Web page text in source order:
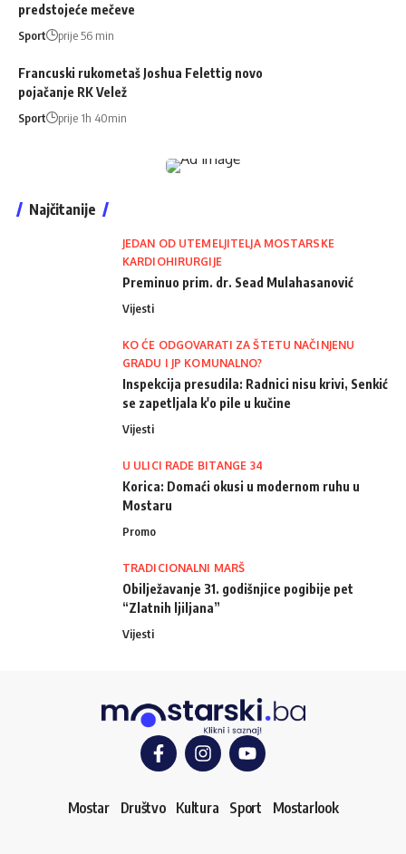
predstojeće mečeve
Sport prije 56 min
Francuski rukometaš Joshua Felettig novo
pojačanje RK Velež
Sport prije 1h 40min
Najčitanije
JEDAN OD UTEMELJITELJA MOSTARSKE
KARDIOHIRURGIJE
Preminuo prim. dr. Sead Mulahasanović
Vijesti
KO ĆE ODGOVARATI ZA ŠTETU NAČINJENU
GRADU I JP KOMUNALNO?
Inspekcija presudila: Radnici nisu krivi, Senkić
se zapetljala k'o pile u kučine
Vijesti
U ULICI RADE BITANGE 34
Korica: Domaći okusi u modernom ruhu u
Mostaru
Promo
TRADICIONALNI MARŠ
Obilježavanje 31. godišnjice pogibije pet
“Zlatnih ljiljana”
Vijesti
Mostar Društvo Kultura Sport Mostarlook